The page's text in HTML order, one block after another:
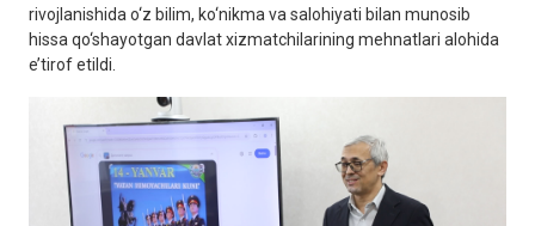
rivojlanishida o‘z bilim, ko‘nikma va salohiyati bilan munosib
hissa qo‘shayotgan davlat xizmatchilarining mehnatlari alohida
e’tirof etildi.